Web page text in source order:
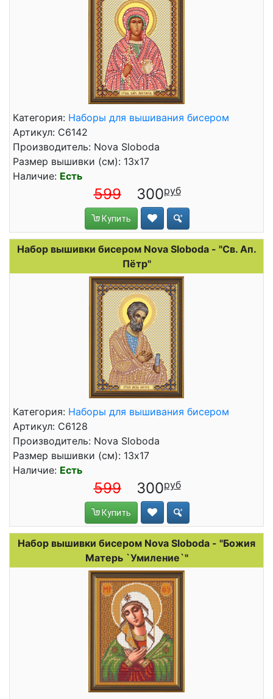
Категория: Наборы для вышивания бисером
Артикул: C6142
Производитель: Nova Sloboda
Размер вышивки (см): 13x17
Наличие: Есть
599 300
Купить
Набор вышивки бисером Nova Sloboda - "Св. Ап.
Пётр"
Категория: Наборы для вышивания бисером
Артикул: C6128
Производитель: Nova Sloboda
Размер вышивки (см): 13x17
Наличие: Есть
599 300
Купить
Набор вышивки бисером Nova Sloboda - "Божия
Матерь `Умиление`"